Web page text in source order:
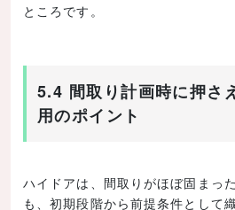
ところです。
5.4 間取り計画時に押さ
用のポイント
ハイドアは、間取りがほぼ固まっ
も、初期段階から前提条件として